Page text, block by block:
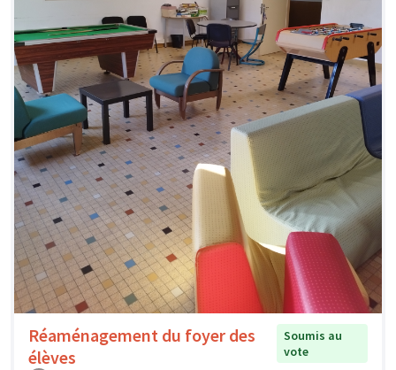
Réaménagement du foyer des
élèves
Soumis au
vote